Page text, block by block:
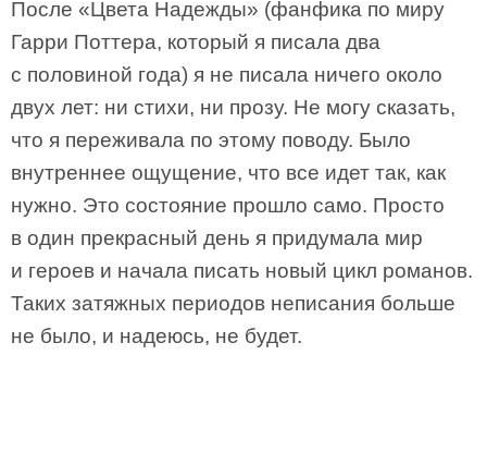
После «Цвета Надежды» (фанфика по миру
Гарри Поттера, который я писала два
с половиной года) я не писала ничего около
двух лет: ни стихи, ни прозу. Не могу сказать,
что я переживала по этому поводу. Было
внутреннее ощущение, что все идет так, как
нужно. Это состояние прошло само. Просто
в один прекрасный день я придумала мир
и героев и начала писать новый цикл романов.
Таких затяжных периодов неписания больше
не было, и надеюсь, не будет.